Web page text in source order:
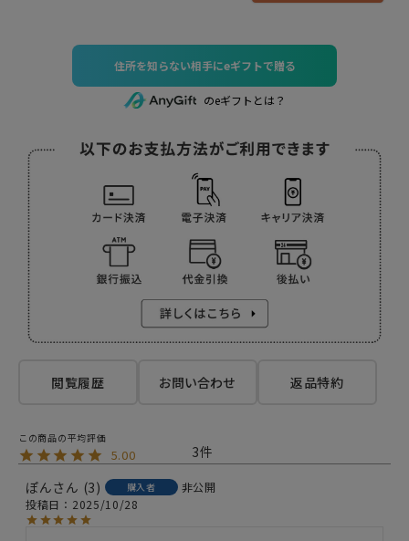
住所を知らない相手にeギフトで贈る
のeギフトとは？
閲覧履歴 お問い合わせ 返品特約
5.00
3
ぽん
3 購入者
非公開
投稿日
2025/10/28